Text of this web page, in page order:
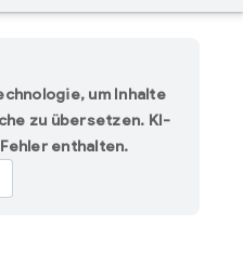
um Inhalte
zu übersetzen. KI-
enthalten.